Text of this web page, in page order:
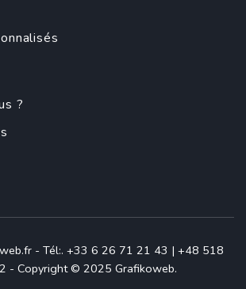
?
- Tél:. +33 6 26 71 21 43 | +48 518
- Copyright © 2025 Grafikoweb.